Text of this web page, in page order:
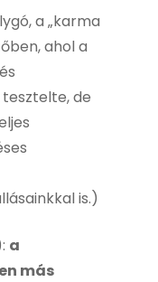
a „karma
ahol a
de
is.)
a
más